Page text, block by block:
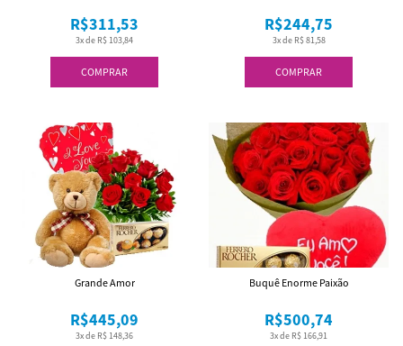
COMPRAR
3x de R$ 103,84
R$311,53
COMPRAR
3x de R$ 81,58
R$244,75
3x de R$ 148,36
R$445,09
Grande Amor
3x de R$ 166,91
R$500,74
Buquê Enorme Paixão